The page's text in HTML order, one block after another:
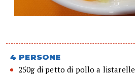
4 PERSONE
250g di petto di pollo a listarelle